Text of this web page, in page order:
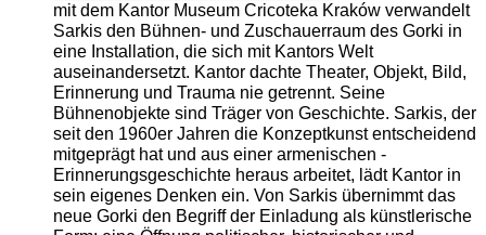
mit dem Kantor Museum Cricoteka Kraków verwandelt
Sarkis den Bühnen- und Zuschauerraum des Gorki in
eine Installation, die sich mit Kantors Welt
auseinandersetzt. Kantor dachte Theater, Objekt, Bild,
Erinnerung und Trauma nie getrennt. Seine
Bühnenobjekte sind Träger von Geschichte. Sarkis, der
seit den 1960er Jahren die Konzeptkunst entscheidend
mitgeprägt hat und aus einer armenischen ­
Erinnerungsgeschichte heraus arbeitet, lädt Kantor in
sein eigenes Denken ein. Von Sarkis übernimmt das
neue Gorki den Begriff der Einladung als künstlerische